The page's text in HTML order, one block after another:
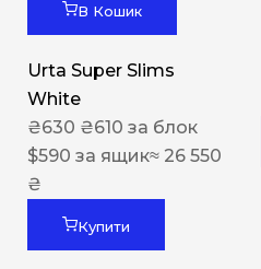
В Кошик
Urta Super Slims
White
₴630 ₴610 за блок
$590 за ящик≈ 26 550
₴
Купити